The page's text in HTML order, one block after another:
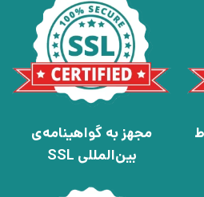
مجهز به گواهینامه‌ی
بین‌المللی SSL